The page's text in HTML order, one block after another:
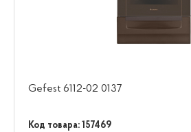
Gefest 6112-02 0137
Код товара: 157469